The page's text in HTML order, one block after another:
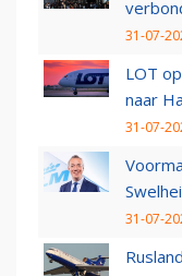
31-07-
LOT
naar
31-07-
31-07-